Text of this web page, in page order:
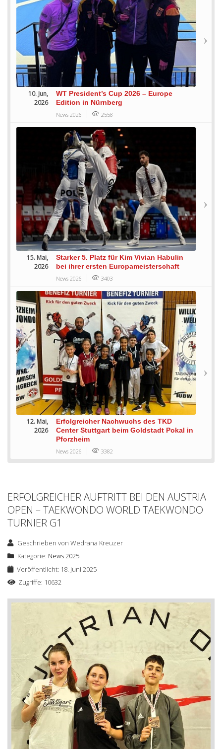
10. Jun,
2026
WT President’s Cup 2026 – Europe
Edition in Nürnberg
News 2026 2558
15. Mai,
2026
Starker 5. Platz für Kim Vivian Habulin
bei ihrer ersten Europameisterschaft
News 2026 3403
12. Mai,
2026
Erfolgreicher Nachwuchs des TKD
Center Stuttgart beim Goldstadt Pokal in
Pforzheim
News 2026 3382
ERFOLGREICHER AUFTRITT BEI DEN AUSTRIA
OPEN – TAEKWONDO WORLD TAEKWONDO
TURNIER G1
Geschrieben vonWedrana Kreuzer
Kategorie: News 2025
Veröffentlicht: 18. Juni 2025
Zugriffe: 10632